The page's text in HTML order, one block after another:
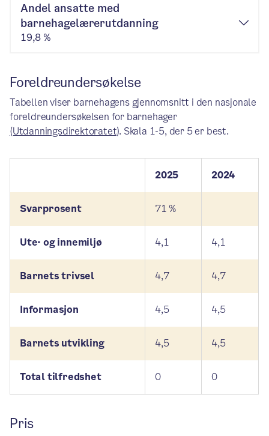
Andel ansatte med
barnehagelærerutdanning
19,8 %
Foreldreundersøkelse
Tabellen viser barnehagens gjennomsnitt i den nasjonale
foreldreundersøkelsen for barnehager
(Utdanningsdirektoratet). Skala 1-5, der 5 er best.
2025 2024
Svarprosent 71 %
Ute- og innemiljø 4,1 4,1
Barnets trivsel 4,7 4,7
Informasjon 4,5 4,5
Barnets utvikling 4,5 4,5
Total tilfredshet 0 0
Pris